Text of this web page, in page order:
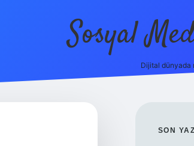
Sosyal
Dijital dünyada
SON